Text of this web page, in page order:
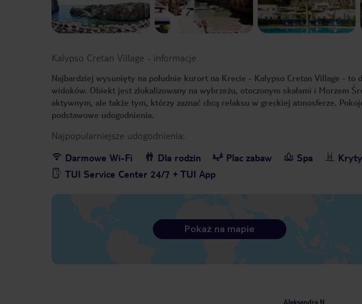
Kalypso Cretan Village - informacje
Najbardziej wysunięty na południe kurort na Krecie - Kalypso Cretan Village -
widoków. Obiekt jest zlokalizowany na wybrzeżu, otoczonym skałami i Morzem
aktywnym, ale także tym, którzy zaznać chcą relaksu w greckiej atmosferze.
podstawowe udogodnienia.
Najpopularniejsze udogodnienia:
Darmowe Wi-Fi
Dla rodzin Plac zabaw Spa
TUI Service Center 24/7 + TUI App
Pokaż na mapie
Aleksandra N